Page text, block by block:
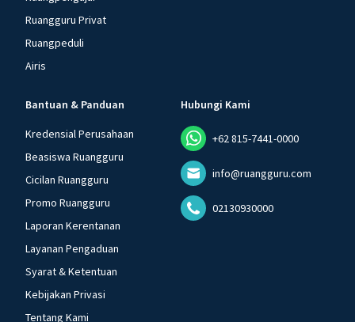
Ruangguru Privat
Ruangpeduli
Airis
Bantuan & Panduan
Kredensial Perusahaan
Beasiswa Ruangguru
Cicilan Ruangguru
Promo Ruangguru
Laporan Kerentanan
Layanan Pengaduan
Syarat & Ketentuan
Kebijakan Privasi
Tentang Kami
Hubungi Kami
+62 815-7441-0000
info@ruangguru.com
02130930000